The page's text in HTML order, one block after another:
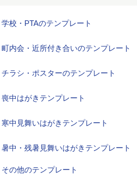
学校・PTAのテンプレート
町内会・近所付き合いのテンプレート
チラシ・ポスターのテンプレート
喪中はがきテンプレート
寒中見舞いはがきテンプレート
暑中・残暑見舞いはがきテンプレート
その他のテンプレート